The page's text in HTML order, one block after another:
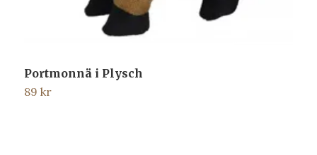
Portmonnä i Plysch
89 kr